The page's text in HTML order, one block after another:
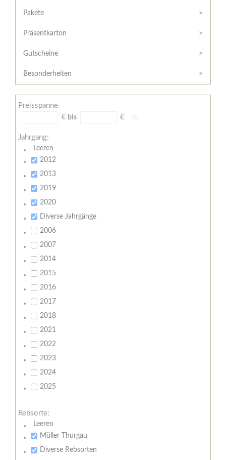
/
Widerrufsformular
AGB
Zahlungsbedingungen
Meine
Pakete
Präsentkarton
Gutscheine
Besonderheiten
Preisspanne
€ bis €
Jahrgang:
Leeren
2012
2013
2019
2020
Diverse Jahrgänge
2006
2007
2014
2015
2016
2017
2018
2021
2022
2023
2024
2025
Rebsorte:
Leeren
Müller Thurgau
Diverse Rebsorten